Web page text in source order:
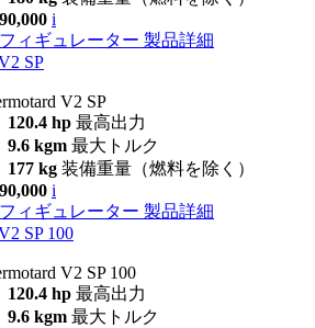
i
ィギュレーター 製品詳細
SP
V2 SP
120.4 hp 最高出力
9.6 kgm 最大トルク
177 kg 装備重量（燃料を除く）
i
ィギュレーター 製品詳細
SP 100
V2 SP 100
120.4 hp 最高出力
9.6 kgm 最大トルク